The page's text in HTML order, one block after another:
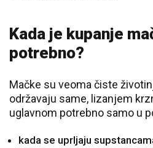
Kada je kupanje
potrebno?
Mačke su veoma čiste
održavaju same, lizanjem
uglavnom potrebno samo u
kada se uprljaju